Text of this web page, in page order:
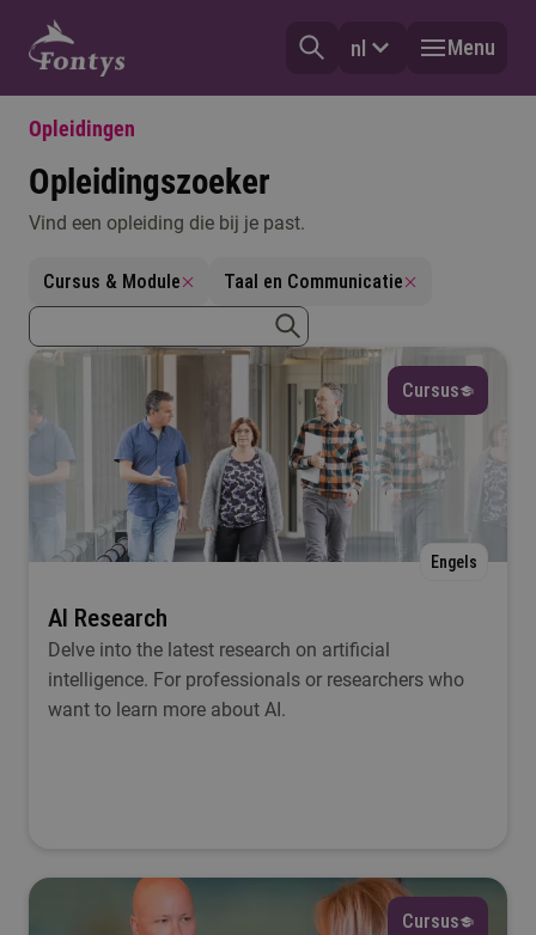
nl Menu
Vorm
Selecteer
Type
Mijn vooropleiding
Selecteer
Selecteer
Taal
Opleidingen
Opleidingszoeker
Vind een opleiding die bij je past.
Cursus & Module
Taal en Communicatie
zoekterm
zoeken
Cursus
Engels
AI Research
Delve into the latest research on artificial
intelligence. For professionals or researchers who
want to learn more about AI.
Cursus